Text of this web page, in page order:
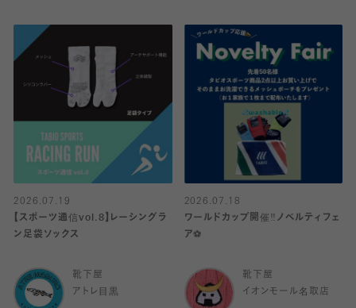
2026.07.19
【スポーツ通信vol.8】レーシングラ
ン足袋ソックス
靴下屋
アトレ目黒
2026.07.18
ワールドカップ開催‼️ノベルティフェ
ア⚽️
靴下屋
イオンモール名取店